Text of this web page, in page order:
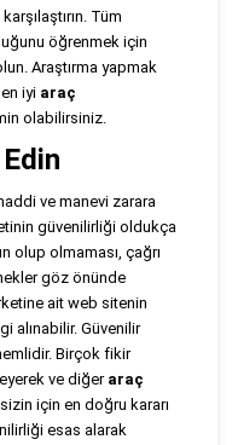
Tüm
öğrenmek için
Araştırma yapmak
iyi araç
olabilirsiniz.
ve manevi zarara
güvenilirliği oldukça
olup olmaması, çağrı
göz önünde
ait web sitenin
alınabilir. Güvenilir
Birçok fikir
ve diğer araç
için en doğru kararı
esas alarak